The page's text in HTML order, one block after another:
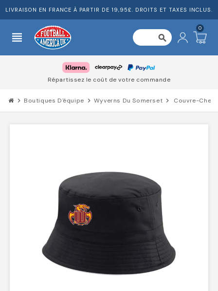
LIVRAISON EN FRANCE À PARTIR DE 19,95£. DROITS ET TAXES INCLUS.
view_headline search
0
Répartissez le coût de votre commande
chevron_right Boutiques D'équipe chevron_right Wyverns Du Somerset chevron_right Couvre-Chef